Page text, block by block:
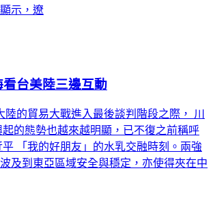
示，遼
台美陸三邊互動
陸的貿易大戰進入最後談判階段之際， 川
的態勢也越來越明顯，已不復之前稱呼
「我的好朋友」的水乳交融時刻。兩強
及到東亞區域安全與穩定，亦使得夾在中